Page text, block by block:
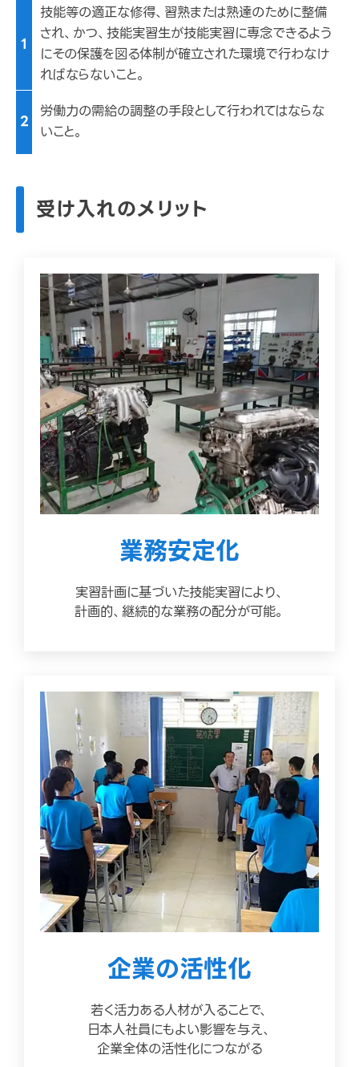
1
技能等の適正な修得、習熟または熟達のために整備
され、かつ、技能実習生が技能実習に専念できるよう
にその保護を図る体制が確立された環境で行わなけ
ればならないこと。
2 労働力の需給の調整の手段として行われてはならな
いこと。
受け入れのメリット
業務安定化
実習計画に基づいた技能実習により、
計画的、継続的な業務の配分が可能。
企業の活性化
若く活力ある人材が入ることで、
日本人社員にもよい影響を与え、
企業全体の活性化につながる